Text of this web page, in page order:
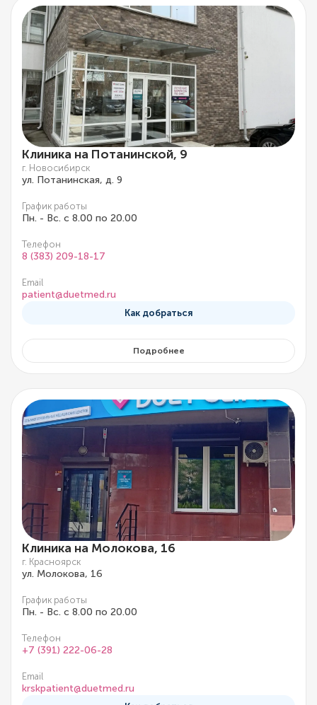
Клиника на Потанинской, 9
г. Новосибирск
ул. Потанинская, д. 9
График работы
Пн. - Вс. с 8.00 по 20.00
Телефон
8 (383) 209-18-17
Email
patient@duetmed.ru
Как добраться
Подробнее
Клиника на Молокова, 16
г. Красноярск
ул. Молокова, 16
График работы
Пн. - Вс. с 8.00 по 20.00
Телефон
+7 (391) 222-06-28
Email
krskpatient@duetmed.ru